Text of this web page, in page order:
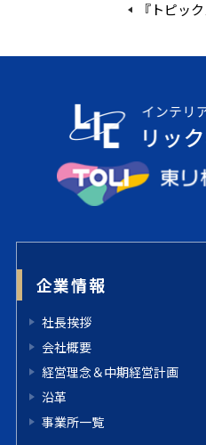
『トピッ
企業情報
社長挨拶
会社概要
経営理念＆中期経営計画
沿革
事業所一覧